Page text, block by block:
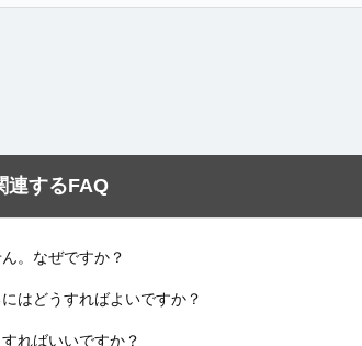
連するFAQ
。なぜですか？
はどうすればよいですか？
ればいいですか？